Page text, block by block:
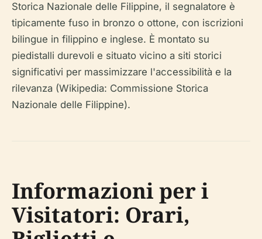
Storica Nazionale delle Filippine, il segnalatore è
tipicamente fuso in bronzo o ottone, con iscrizioni
bilingue in filippino e inglese. È montato su
piedistalli durevoli e situato vicino a siti storici
significativi per massimizzare l'accessibilità e la
rilevanza (Wikipedia: Commissione Storica
Nazionale delle Filippine).
Informazioni per i
Visitatori: Orari,